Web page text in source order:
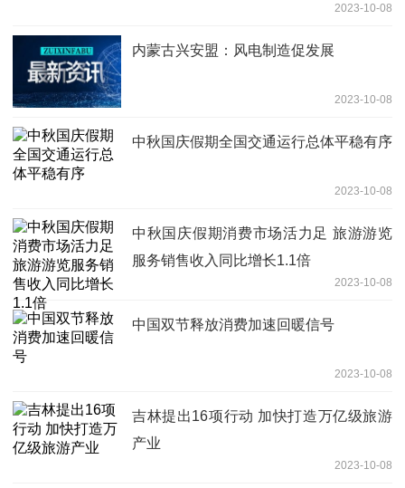
2023-10-08
内蒙古兴安盟：风电制造促发展
2023-10-08
中秋国庆假期全国交通运行总体平稳有序
2023-10-08
中秋国庆假期消费市场活力足 旅游游览
服务销售收入同比增长1.1倍
2023-10-08
中国双节释放消费加速回暖信号
2023-10-08
吉林提出16项行动 加快打造万亿级旅游
产业
2023-10-08